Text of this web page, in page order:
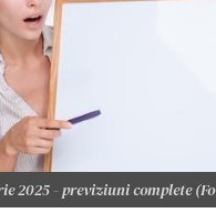
2025 - previziuni complete